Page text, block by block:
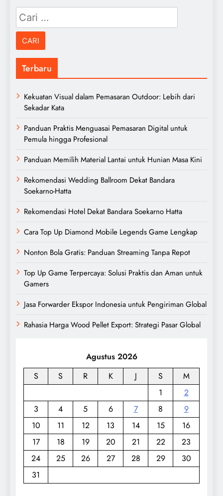
Cari
untuk:
Terbaru
Kekuatan Visual dalam Pemasaran Outdoor: Lebih dari
Sekadar Kata
Panduan Praktis Menguasai Pemasaran Digital untuk
Pemula hingga Profesional
Panduan Memilih Material Lantai untuk Hunian Masa Kini
Rekomendasi Wedding Ballroom Dekat Bandara
Soekarno-Hatta
Rekomendasi Hotel Dekat Bandara Soekarno Hatta
Cara Top Up Diamond Mobile Legends Game Lengkap
Nonton Bola Gratis: Panduan Streaming Tanpa Repot
Top Up Game Terpercaya: Solusi Praktis dan Aman untuk
Gamers
Jasa Forwarder Ekspor Indonesia untuk Pengiriman Global
Rahasia Harga Wood Pellet Export: Strategi Pasar Global
Agustus 2026
S
S R K J S
M
1
2
3
4 5 6 7 8
9
10
11 12 13 14 15
16
17
18 19 20 21 22
23
24
25 26 27 28 29
30
31